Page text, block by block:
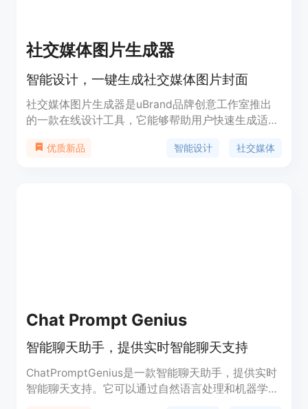
社交媒体图片生成器
智能设计，一键生成社交媒体图片封面
社交媒体图片生成器是uBrand品牌创意工作室推出
的一款在线设计工具，它能够帮助用户快速生成适合
化了设计流程，提高了设计效率，使得即使是设计新
优质新品 智能设计 社交媒体
Chat Prompt Genius
智能聊天助手，提供实时智能聊天支持
ChatPromptGenius是一款智能聊天助手，提供实时
智能聊天支持。它可以通过自然语言处理和机器学习